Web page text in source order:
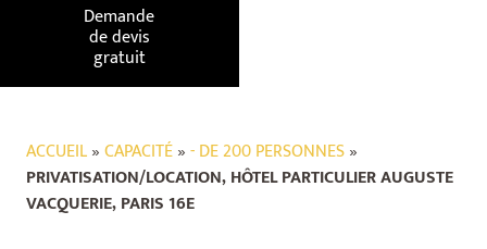
Demande
de devis
gratuit
ACCUEIL»CAPACITÉ»- DE 200 PERSONNES»
PRIVATISATION/LOCATION, HÔTEL PARTICULIER AUGUSTE
VACQUERIE, PARIS 16E